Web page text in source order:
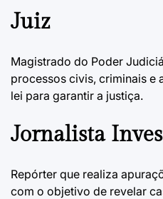
Juiz
Magistrado do Poder
processos civis, criminais e
lei para garantir a justiça.
Jornalista
Repórter que realiza
com o objetivo de revelar